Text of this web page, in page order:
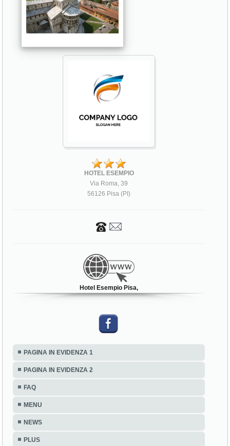
HOTEL ESEMPIO
Via Roma, 39
56126 Pisa (PI)
Hotel Esempio Pisa,
PAGINA IN EVIDENZA 1
PAGINA IN EVIDENZA 2
FAQ
MENU
NEWS
PLUS